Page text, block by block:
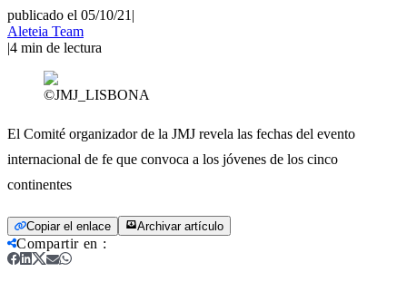
publicado el 05/10/21 |
Aleteia Team
|4 min de lectura
©JMJ_LISBONA
El Comité organizador de la JMJ revela las fechas del evento
internacional de fe que convoca a los jóvenes de los cinco
continentes
Copiar el enlace Archivar artículo
Compartir en :